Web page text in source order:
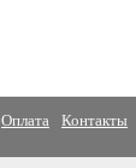
Оплата Контакты